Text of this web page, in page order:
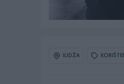
ILIDŽA